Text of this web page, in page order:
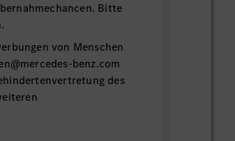
Bitte
von Menschen
benz.com
des